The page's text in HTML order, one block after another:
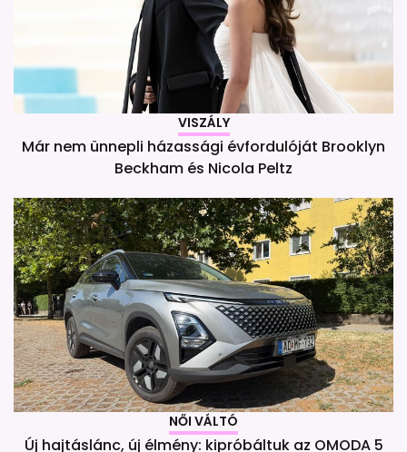
VISZÁLY
Már nem ünnepli házassági évfordulóját Brooklyn
Beckham és Nicola Peltz
NŐI VÁLTÓ
Új hajtáslánc, új élmény: kipróbáltuk az OMODA 5